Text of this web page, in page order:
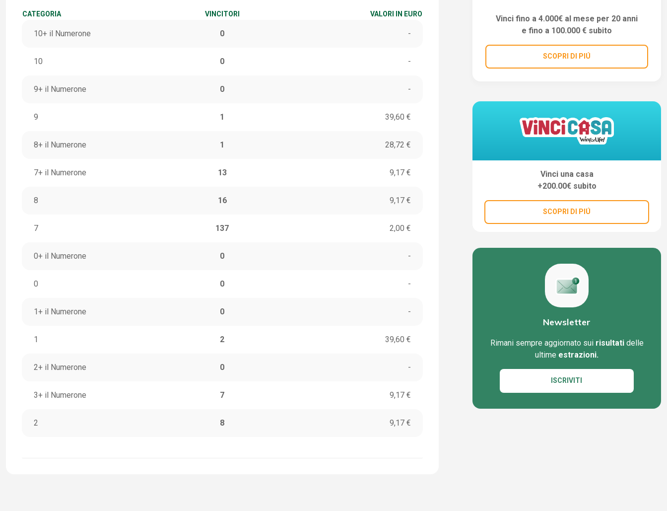
CATEGORIA VINCITORI VALORI IN EURO
10+ il Numerone 0 -
10 0 -
9+ il Numerone 0 -
9 1 39,60 €
8+ il Numerone 1 28,72 €
7+ il Numerone 13 9,17 €
8 16 9,17 €
7 137 2,00 €
0+ il Numerone 0 -
0 0 -
1+ il Numerone 0 -
1 2 39,60 €
2+ il Numerone 0 -
3+ il Numerone 7 9,17 €
2 8 9,17 €
Vinci fino a 4.000€ al mese per 20 anni
e fino a 100.000 € subito
SCOPRI DI PIÚ
Vinci una casa
+200.00€ subito
SCOPRI DI PIÚ
Newsletter
Rimani sempre aggiornato sui risultatidelle
ultime estrazioni.
ISCRIVITI